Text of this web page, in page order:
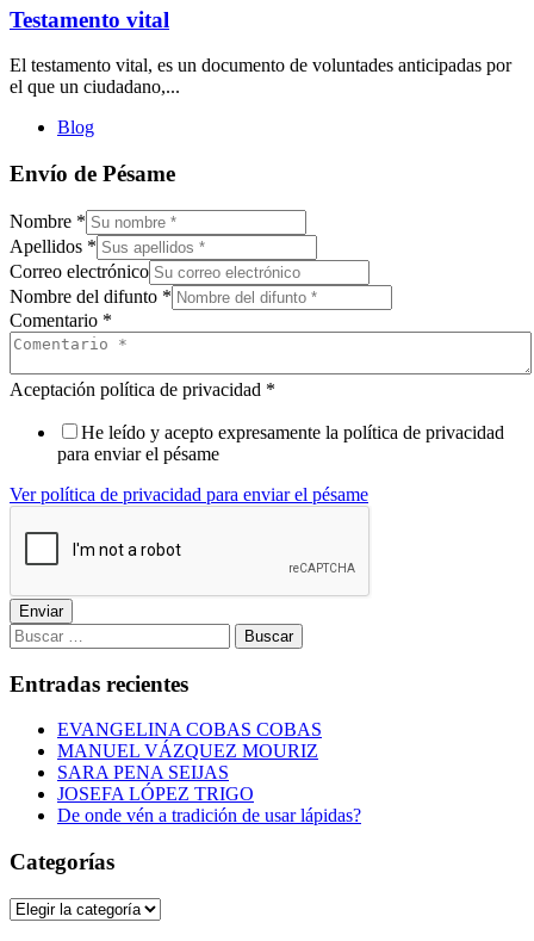
Testamento vital
El testamento vital, es un documento de voluntades anticipadas por
el que un ciudadano,...
Blog
Envío de Pésame
Nombre *
Apellidos *
Correo electrónico
Nombre del difunto *
Comentario *
Aceptación política de privacidad *
He leído y acepto expresamente la política de privacidad
para enviar el pésame
Ver política de privacidad para enviar el pésame
Enviar
Buscar:
Entradas recientes
EVANGELINA COBAS COBAS
MANUEL VÁZQUEZ MOURIZ
SARA PENA SEIJAS
JOSEFA LÓPEZ TRIGO
De onde vén a tradición de usar lápidas?
Categorías
Categorías